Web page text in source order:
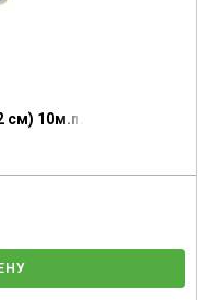
см) 10м.п.